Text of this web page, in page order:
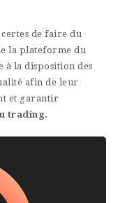
de faire du
la plateforme du
à la disposition des
afin de leur
et garantir
trading.